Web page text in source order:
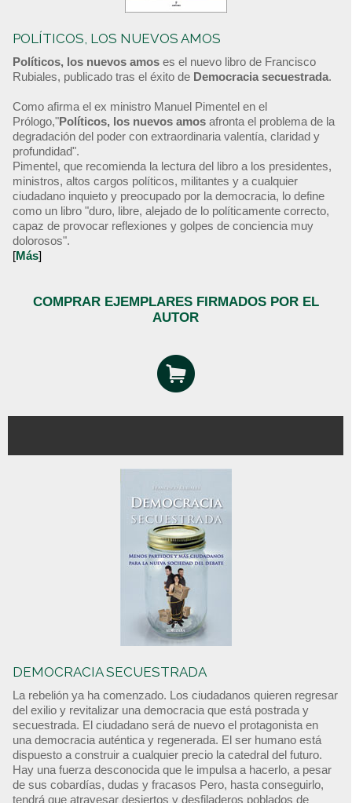
POLÍTICOS, LOS NUEVOS AMOS
Políticos, los nuevos amos es el nuevo libro de Francisco
Rubiales, publicado tras el éxito de Democracia secuestrada.
Como afirma el ex ministro Manuel Pimentel en el
Prólogo,"Políticos, los nuevos amos afronta el problema de la
degradación del poder con extraordinaria valentía, claridad y
profundidad".
Pimentel, que recomienda la lectura del libro a los presidentes,
ministros, altos cargos políticos, militantes y a cualquier
ciudadano inquieto y preocupado por la democracia, lo define
como un libro "duro, libre, alejado de lo políticamente correcto,
capaz de provocar reflexiones y golpes de conciencia muy
dolorosos".
[Más]
COMPRAR EJEMPLARES FIRMADOS POR EL
AUTOR
DEMOCRACIA SECUESTRADA
La rebelión ya ha comenzado. Los ciudadanos quieren regresar
del exilio y revitalizar una democracia que está postrada y
secuestrada. El ciudadano será de nuevo el protagonista en
una democracia auténtica y regenerada. El ser humano está
dispuesto a construir a cualquier precio la catedral del futuro.
Hay una fuerza desconocida que le impulsa a hacerlo, a pesar
de sus cobardías, dudas y fracasos Pero, hasta conseguirlo,
tendrá que atravesar desiertos y desfiladeros poblados de